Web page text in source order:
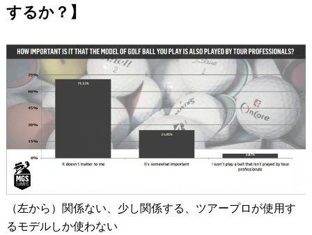
するか？】
（左から）関係ない、少し関係する、ツアープロが使用す
るモデルしか使わない